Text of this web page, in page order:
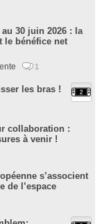
30 juin 2026 : la
le bénéfice net
1
les bras !
collaboration :
à venir !
s’associent
de l’espace